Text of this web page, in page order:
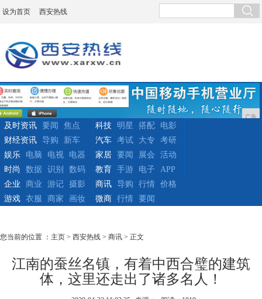
设为首页 西安热线
广告
及时资讯 要闻
焦点
财经资讯
导购 新车
科技 明星 搭配
电影
汽车
考试 大专
考研
娱乐
电脑 电视
电器
时尚
数据 识别 数码
家居 要闻 展会
活动
教育
手游 电子
APP
企业
商业 游记
摄影
游戏
衣服 商家 画妆
商讯 导购 行情
价格
微商
行情 要闻
您当前的位置 ： 主页 > 西安热线 > 商讯 > 正文
江南的蚕丝名镇，有着中西合璧的建筑
体，这里还走出了诸多名人！